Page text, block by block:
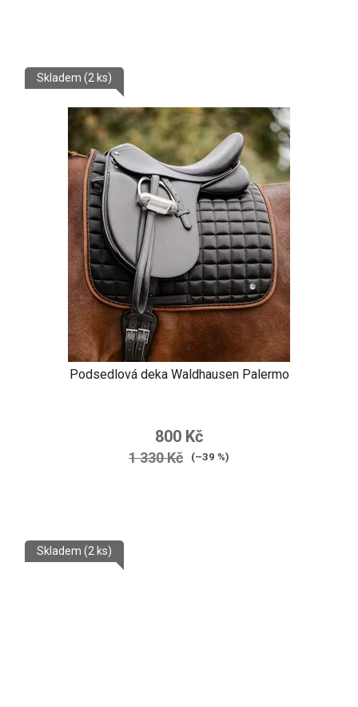
Podsedlová deka Waldhausen Palermo
Skladem (2 ks)
800 Kč
1 330 Kč (–39 %)
Skladem (2 ks)